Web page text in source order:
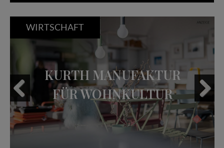
WIRTSCHAFT
KURTH MANUFAKTUR
FÜR WOHNKULTUR
Previous Next